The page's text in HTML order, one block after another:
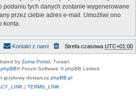
podaniu tych danych zostanie wygenerowane
przez ciebie adres e-mail. Umożliwi ono
konta.
Strefa czasowa UTC+01:00
Kontakt z nami
by Zuma Portal, Turaiel,
phpBB® Forum Software © phpBB Limited
językowy dostarcza phpBB.pl
| TERMS_LINK